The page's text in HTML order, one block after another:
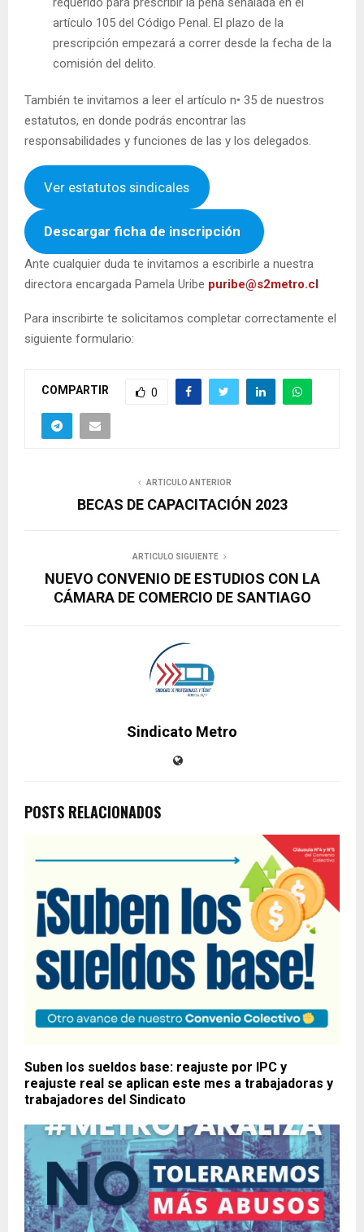
artículo 105 del Código Penal. El plazo de la
prescripción empezará a correr desde la fecha de la
comisión del delito.
También te invitamos a leer el artículo n• 35 de nuestros
estatutos, en donde podrás encontrar las
responsabilidades y funciones de las y los delegados.
Ver estatutos sindicales
Descargar ficha de inscripción
Ante cualquier duda te invitamos a escribirle a nuestra
directora encargada Pamela Uribe puribe@s2metro.cl
Para inscribirte te solicitamos completar correctamente el
siguiente formulario:
COMPARTIR 0
ARTICULO ANTERIOR
BECAS DE CAPACITACIÓN 2023
ARTICULO SIGUIENTE
NUEVO CONVENIO DE ESTUDIOS CON LA
CÁMARA DE COMERCIO DE SANTIAGO
Sindicato Metro
POSTS RELACIONADOS
Suben los sueldos base: reajuste por IPC y
reajuste real se aplican este mes a trabajadoras y
trabajadores del Sindicato